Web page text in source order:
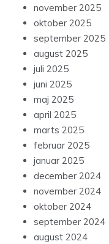
november 2025
oktober 2025
september 2025
august 2025
juli 2025
juni 2025
maj 2025
april 2025
marts 2025
februar 2025
januar 2025
december 2024
november 2024
oktober 2024
september 2024
august 2024